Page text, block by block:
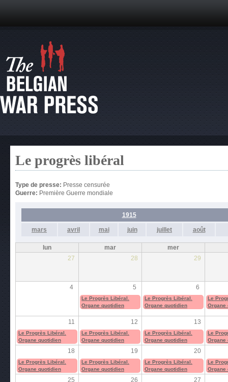
Le progrès libéral
Type de presse: Presse censurée
Guerre: Première Guerre mondiale
1915
mars avril mai juin juillet août
lun mar
mer
27
28 29
4 5 6
Le Progrès Libéral.
Organe quotidien
Le Progrès Libéral.
Organe quotidien
Le
Organe
11 12 13
Le Progrès Libéral.
Organe quotidien
Le Progrès Libéral.
Organe quotidien
Le Progrès Libéral.
Organe quotidien
Le
Organe
18 19 20
Le Progrès Libéral.
Organe quotidien
Le Progrès Libéral.
Organe quotidien
Le Progrès Libéral.
Organe quotidien
Le
Organe
25 26 27